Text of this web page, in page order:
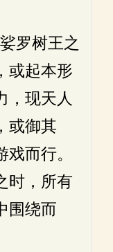
罗树王之
或起本形
，现天人
或御其
而行。
时，所有
围绕而